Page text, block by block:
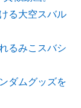
る大空スバル
るみこスバシ
ダムグッズを